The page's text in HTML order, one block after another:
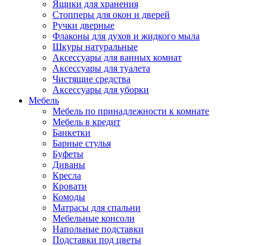
Ящики для хранения
Стопперы для окон и дверей
Ручки дверные
Флаконы для духов и жидкого мыла
Шкуры натуральные
Аксессуары для ванных комнат
Аксессуары для туалета
Чистящие средства
Аксессуары для уборки
Мебель
Мебель по принадлежности к комнате
Мебель в кредит
Банкетки
Барные стулья
Буфеты
Диваны
Кресла
Кровати
Комоды
Матрасы для спальни
Мебельные консоли
Напольные подставки
Подставки под цветы